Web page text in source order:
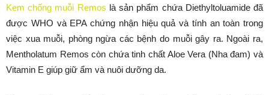
Kem chống muỗi Remos là sản phẩm chứa Diethyltoluamide đã
được WHO và EPA chứng nhận hiệu quả và tính an toàn trong
việc xua muỗi, phòng ngừa các bệnh do muỗi gây ra. Ngoài ra,
Mentholatum Remos còn chứa tinh chất Aloe Vera (Nha đam) và
Vitamin E giúp giữ ẩm và nuôi dưỡng da.